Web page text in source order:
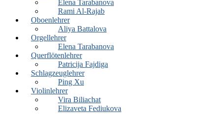
Elena Tarabanova
Rami Al-Rajab
Oboenlehrer
Aliya Battalova
Orgellehrer
Elena Tarabanova
Querflötenlehrer
Patricija Fajdiga
Schlagzeuglehrer
Ping Xu
Violinlehrer
Vira Biliachat
Elizaveta Fediukova